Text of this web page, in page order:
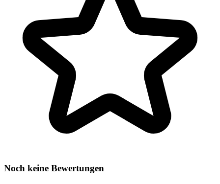
Noch keine Bewertungen